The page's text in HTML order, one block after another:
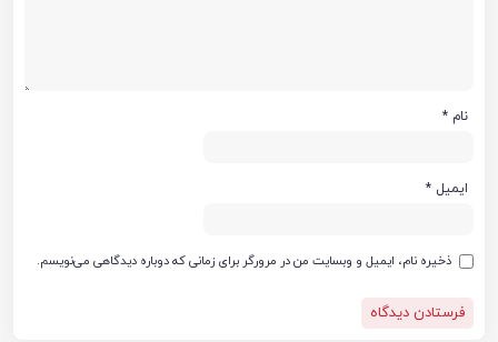
نام *
ایمیل *
ذخیره نام، ایمیل و وبسایت من در مرورگر برای زمانی که دوباره دیدگاهی می‌نویسم.